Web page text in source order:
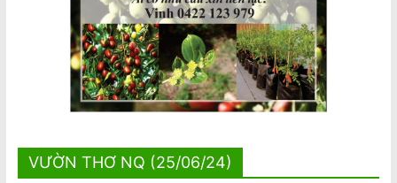
VƯỜN THƠ NQ (25/06/24)